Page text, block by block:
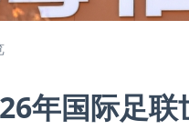
年国际足